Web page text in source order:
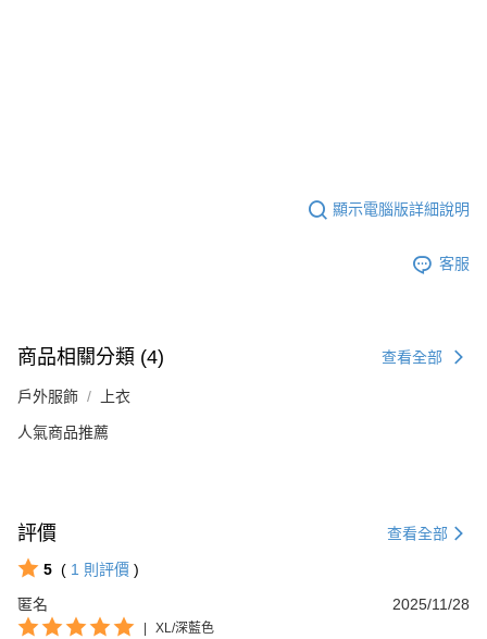
顯示電腦版詳細說明
客服
商品相關分類 (4) 查看全部
戶外服飾 上衣
人氣商品推薦
評價 查看全部
5 ( 1 則評價 )
匿名
2025/11/28
| XL/深藍色